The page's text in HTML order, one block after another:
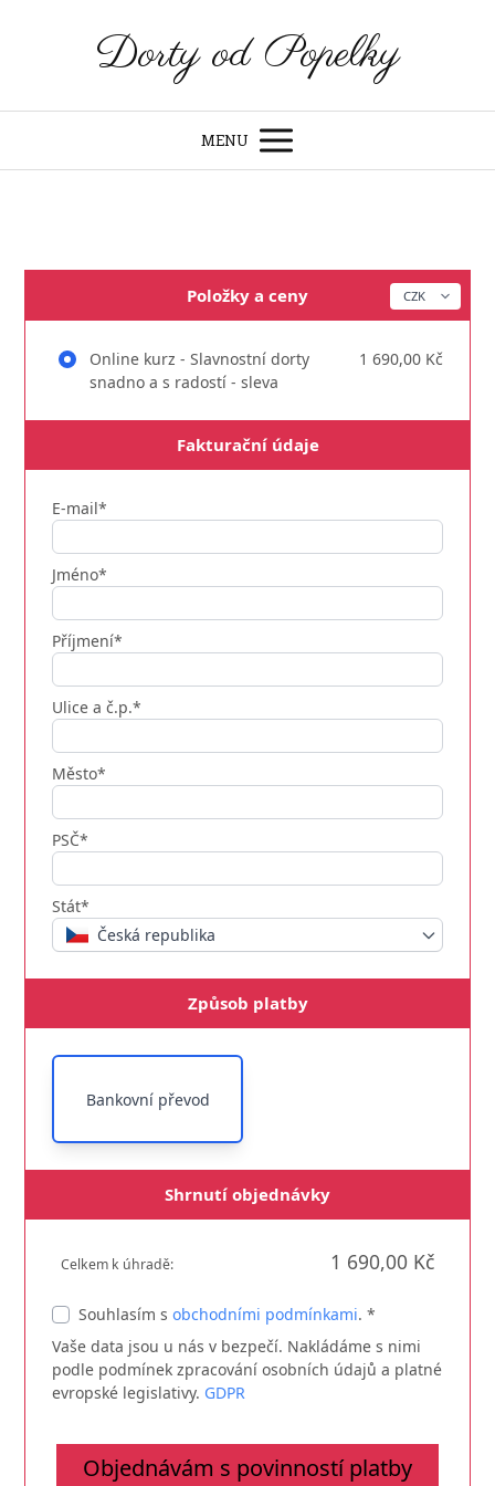
Dorty od Popelky
MENU
Položky a ceny
Online kurz - Slavnostní dorty
snadno a s radostí - sleva
1 690,00 Kč
Fakturační údaje
E-mail*
Jméno*
Příjmení*
Ulice a č.p.*
Město*
PSČ*
Stát*
Česká republika
Způsob platby
Bankovní převod
Shrnutí objednávky
Celkem k úhradě: 1 690,00 Kč
Souhlasím sobchodními podmínkami. *
Vaše data jsou u nás v bezpečí. Nakládáme s nimi
podle podmínek zpracování osobních údajů a platné
evropské legislativy. GDPR
Objednávám s povinností platby